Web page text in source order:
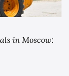
in Moscow: